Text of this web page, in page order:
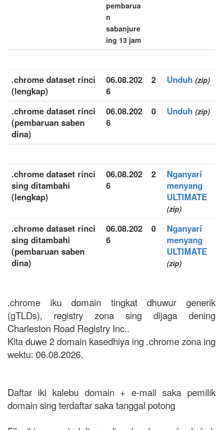
pembarua
n
sabanjure
ing 13 jam
.chrome dataset rinci
(lengkap)
06.08.202
6
2 Unduh (zip)
.chrome dataset rinci
(pembaruan saben
dina)
06.08.202
6
0 Unduh (zip)
.chrome dataset rinci
sing ditambahi
(lengkap)
06.08.202
6
2
Nganyari
menyang
ULTIMATE
(zip)
.chrome dataset rinci
sing ditambahi
(pembaruan saben
dina)
06.08.202
6
0
Nganyari
menyang
ULTIMATE
(zip)
.chrome iku domain tingkat dhuwur generik
(gTLDs), registry zona sing dijaga dening
Charleston Road Registry Inc..
Kita duwe 2 domain kasedhiya ing .chrome zona ing
wektu: 06.08.2026.
Daftar iki kalebu domain + e-mail saka pemilik
domain sing terdaftar saka tanggal potong